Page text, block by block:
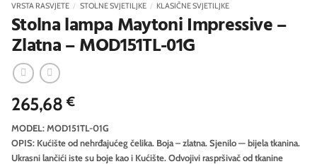
VRSTA RASVJETE / STOLNE SVJETILJKE / KLASIČNE SVJETILJKE
Stolna lampa Maytoni Impressive –
Zlatna – MOD151TL-01G
265,68€
MODEL: MOD151TL-01G
OPIS: Kućište od nehrđajućeg čelika. Boja – zlatna. Sjenilo — bijela tkanina.
Ukrasni lančići iste su boje kao i Kućište. Odvojivi raspršivač od tkanine